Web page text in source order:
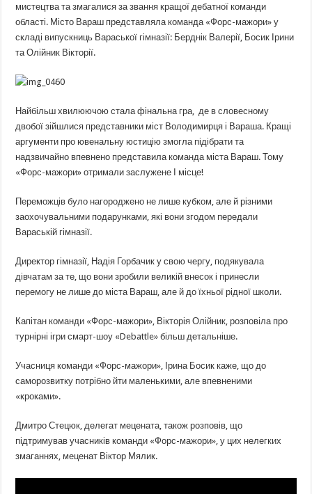
мистецтва та змагалися за звання кращої дебатної команди
області. Місто Вараш представляла команда «Форс-мажори» у
складі випускниць Вараської гімназії: Берднік Валерії, Босик Ірини
та Олійник Вікторії.
Найбільш хвилюючою стала фінальна гра, де в словесному
двобої зійшлися представники міст Володимирця і Вараша. Кращі
аргументи про ювенальну юстицію змогла підібрати та
надзвичайно впевнено представила команда міста Вараш. Тому
«Форс-мажори» отримали заслужене І місце!
Переможців було нагороджено не лише кубком, але й різними
заохочувальними подарунками, які вони згодом передали
Вараській гімназії.
Директор гімназії, Надія Горбачик у свою чергу, подякувала
дівчатам за те, що вони зробили великій внесок і принесли
перемогу не лише до міста Вараш, але й до їхньої рідної школи.
Капітан команди «Форс-мажори», Вікторія Олійник, розповіла про
турнірні ігри смарт-шоу «Debattle» більш детальніше.
Учасниця команди «Форс-мажори», Ірина Босик каже, що до
саморозвитку потрібно йти маленькими, але впевненими
«кроками».
Дмитро Стецюк, делегат мецената, також розповів, що
підтримував учасників команди «Форс-мажори», у цих нелегких
змаганнях, меценат Віктор Мялик.